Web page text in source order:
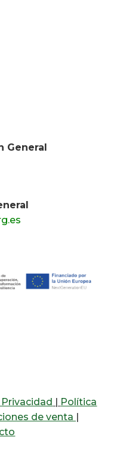
General
Política
de venta